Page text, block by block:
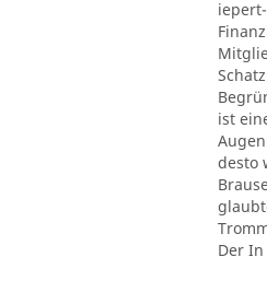
ist
desto
Der